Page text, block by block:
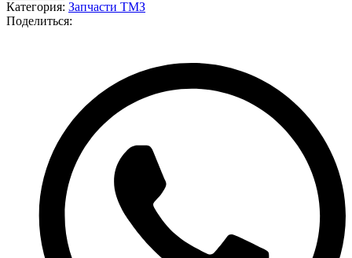
Категория: Запчасти ТМЗ
Поделиться: